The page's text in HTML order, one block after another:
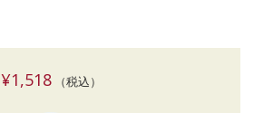
¥1,518（税込）